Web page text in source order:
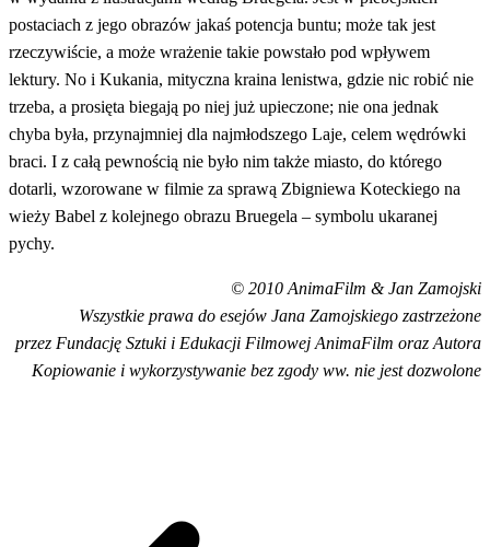
postaciach z jego obrazów jakaś potencja buntu; może tak jest
rzeczywiście, a może wrażenie takie powstało pod wpływem
lektury. No i Kukania, mityczna kraina lenistwa, gdzie nic robić nie
trzeba, a prosięta biegają po niej już upieczone; nie ona jednak
chyba była, przynajmniej dla najmłodszego Laje, celem wędrówki
braci. I z całą pewnością nie było nim także miasto, do którego
dotarli, wzorowane w filmie za sprawą Zbigniewa Koteckiego na
wieży Babel z kolejnego obrazu Bruegela – symbolu ukaranej
pychy.
© 2010 AnimaFilm & Jan Zamojski
Wszystkie prawa do esejów Jana Zamojskiego zastrzeżone
przez Fundację Sztuki i Edukacji Filmowej AnimaFilm oraz Autora
Kopiowanie i wykorzystywanie bez zgody ww. nie jest dozwolone